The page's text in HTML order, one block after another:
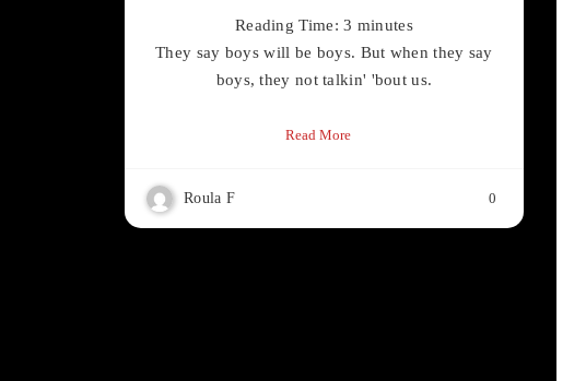
Reading Time:3 minutes
They say boys will be boys. But when they say
boys, they not talkin' 'bout us.
Read More
Roula F 0